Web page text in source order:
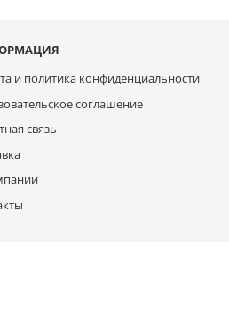
и политика конфиденциальности
соглашение
связь